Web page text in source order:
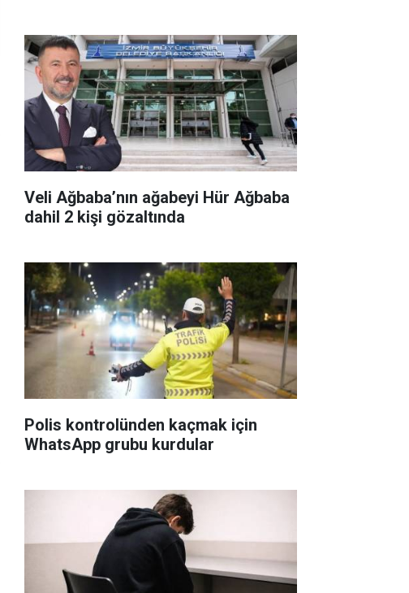
Veli Ağbaba’nın ağabeyi Hür Ağbaba
dahil 2 kişi gözaltında
Polis kontrolünden kaçmak için
WhatsApp grubu kurdular